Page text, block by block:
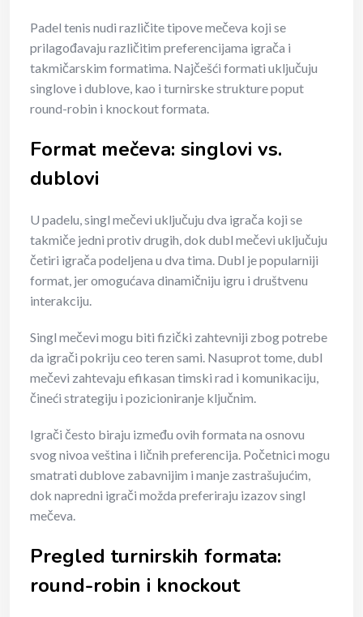
Padel tenis nudi različite tipove mečeva koji se
prilagođavaju različitim preferencijama igrača i
takmičarskim formatima. Najčešći formati uključuju
singlove i dublove, kao i turnirske strukture poput
round-robin i knockout formata.
Format mečeva: singlovi vs.
dublovi
U padelu, singl mečevi uključuju dva igrača koji se
takmiče jedni protiv drugih, dok dubl mečevi uključuju
četiri igrača podeljena u dva tima. Dubl je popularniji
format, jer omogućava dinamičniju igru i društvenu
interakciju.
Singl mečevi mogu biti fizički zahtevniji zbog potrebe
da igrači pokriju ceo teren sami. Nasuprot tome, dubl
mečevi zahtevaju efikasan timski rad i komunikaciju,
čineći strategiju i pozicioniranje ključnim.
Igrači često biraju između ovih formata na osnovu
svog nivoa veština i ličnih preferencija. Početnici mogu
smatrati dublove zabavnijim i manje zastrašujućim,
dok napredni igrači možda preferiraju izazov singl
mečeva.
Pregled turnirskih formata:
round-robin i knockout